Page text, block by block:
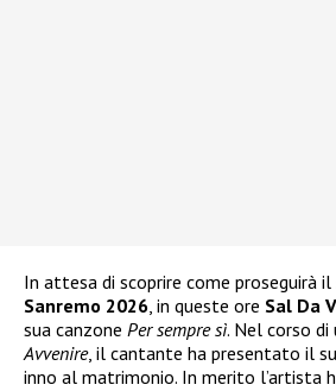
In attesa di scoprire come proseguirà
Sanremo 2026, in queste ore Sal Da
sua canzone Per sempre sì. Nel corso di
Avvenire, il cantante ha presentato il
inno al matrimonio. In merito l’artista